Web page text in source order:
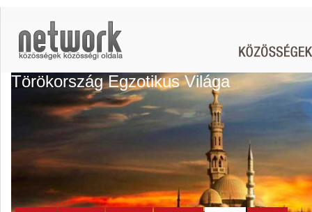
Törökország Egzotikus Világa